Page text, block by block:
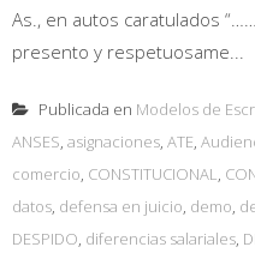
As., en autos caratulados
presento y respetuosame...
Publicada en Modelos de
ANSES, asignaciones, ATE,
comercio, CONSTITUCIONAL,
datos, defensa en juicio, demo,
DESPIDO, diferencias salariales,